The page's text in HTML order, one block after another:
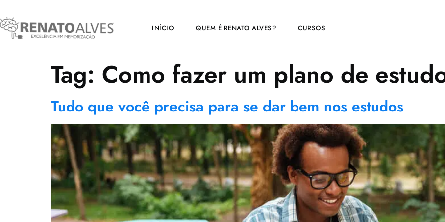
INÍCIO QUEM É RENATO ALVES? CURSOS
Tag: Como fazer um plano de
Tudo que você precisa para se dar bem nos estudos